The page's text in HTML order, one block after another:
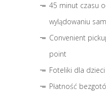
45 minut czasu
wylądowaniu
Convenient
point
Foteliki dla
Płatność